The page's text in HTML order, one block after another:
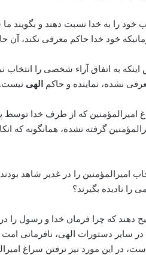
خود را به خدا نسبت دهند و
خود خدا حاکم معرفی نکند، آن
به اتفاق آراء شخصی را انتخاب
نشده، نماینده و حاکم الهی نیست.
امیرالمؤمنین که از طرف خدا
گرفته نشده، همانگونه که
امیرالمؤمنین را در غدیر شاهد
را نادیده بگیرند؟
دهند که چرا فرمان خدا و رسول را
در سایر دستورات الهی، نافرمانی
در این مورد نیز نرفتن سراغ